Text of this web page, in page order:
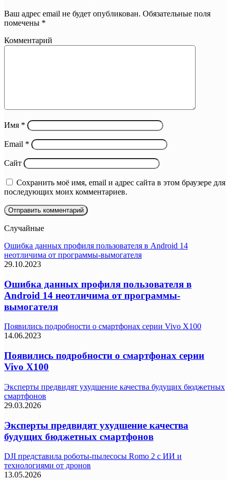
Ваш адрес email не будет опубликован. Обязательные поля
помечены *
Комментарий
Имя *
Email *
Сайт
Сохранить моё имя, email и адрес сайта в этом браузере для
последующих моих комментариев.
Случайные
Ошибка данных профиля пользователя в Android 14
неотличима от программы-вымогателя
29.10.2023
Ошибка данных профиля пользователя в
Android 14 неотличима от программы-
вымогателя
Появились подробности о смартфонах серии Vivo X100
14.06.2023
Появились подробности о смартфонах серии
Vivo X100
Эксперты предвидят ухудшение качества будущих бюджетных
смартфонов
29.03.2026
Эксперты предвидят ухудшение качества
будущих бюджетных смартфонов
DJI представила роботы-пылесосы Romo 2 с ИИ и
технологиями от дронов
13.05.2026